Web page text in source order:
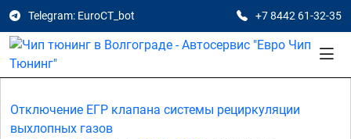
Telegram: EuroCT_bot +7 8442 61-32-35
Отключение ЕГР клапана системы рециркуляции
выхлопных газов